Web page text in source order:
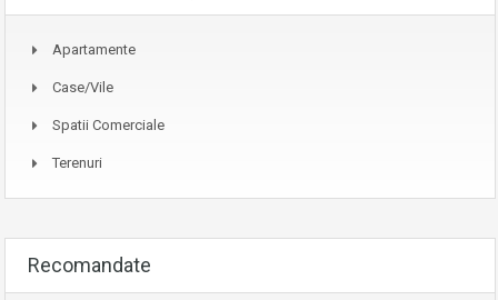
Apartamente
Case/Vile
Spatii Comerciale
Terenuri
Recomandate